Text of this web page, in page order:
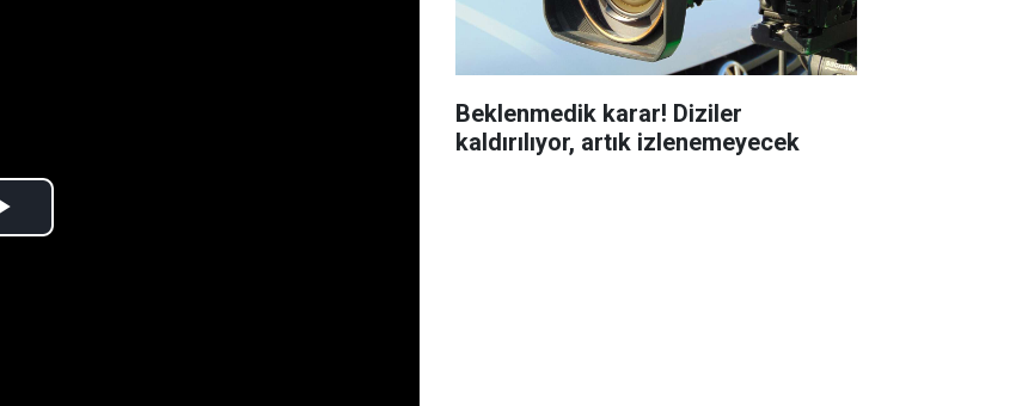
Beklenmedik karar! Diziler
kaldırılıyor, artık izlenemeyecek